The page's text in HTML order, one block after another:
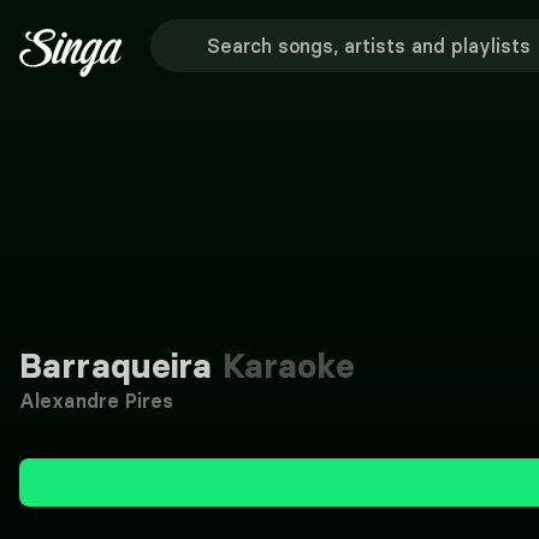
Barraqueira Karaoke
Alexandre Pires